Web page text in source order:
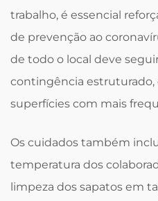
trabalho, é essencial
de prevenção ao
de todo o local deve
contingência estruturado,
superfícies com mais
Os cuidados também
temperatura dos
limpeza dos sapatos em